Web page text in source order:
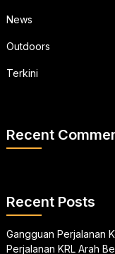
News
Outdoors
Terkini
Recent
Recent Posts
Gangguan Perjalanan
Perjalanan KRL Arah